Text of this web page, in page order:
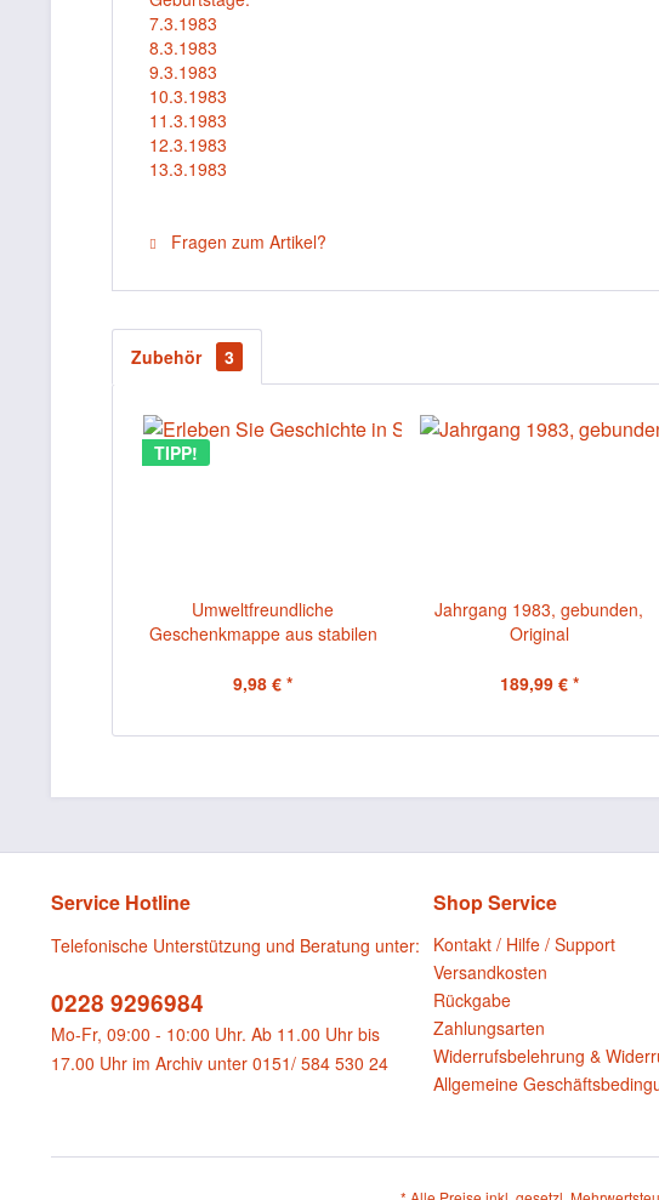
7.3.1983
8.3.1983
9.3.1983
10.3.1983
11.3.1983
12.3.1983
13.3.1983
Fragen zum Artikel?
Zubehör 3
TIPP!
Umweltfreundliche
Geschenkmappe aus stabilen
9,98 € *
Jahrgang 1983, gebunden,
Original
189,99 € *
Service Hotline
Telefonische Unterstützung und Beratung unter:
0228 9296984
Mo-Fr, 09:00 - 10:00 Uhr. Ab 11.00 Uhr bis
17.00 Uhr im Archiv unter 0151/ 584 530 24
Shop Service
Kontakt / Hilfe / Support
Versandkosten
Rückgabe
Zahlungsarten
Widerrufsbelehrung &
Allgemeine